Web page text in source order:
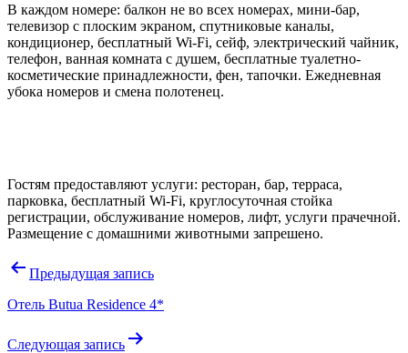
В каждом номере: балкон не во всех номерах, мини-бар,
телевизор с плоским экраном, спутниковые каналы,
кондиционер, бесплатный Wi-Fi, сейф, электрический чайник,
телефон, ванная комната с душем, бесплатные туалетно-
косметические принадлежности, фен, тапочки. Ежедневная
убока номеров и смена полотенец.
Гостям предоставляют услуги: ресторан, бар, терраса,
парковка, бесплатный Wi-Fi, круглосуточная стойка
регистрации, обслуживание номеров, лифт, услуги прачечной.
Размещение с домашними животными запрешено.
Навигация
записям
Предыдущая запись
Отель Butua Residence 4*
Следующая запись